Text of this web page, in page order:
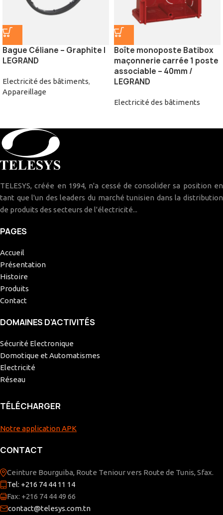
Bague Céliane – Graphite |
LEGRAND
Electricité des bâtiments,
Appareillage
Boîte monoposte Batibox
maçonnerie carrée 1 poste
associable – 40mm /
LEGRAND
Electricité des bâtiments
TELESYS, créée en 1994, n'a cessé de consolider sa position en
tant que l'un des leaders du marché tunisien dans la distribution
de produits des secteurs de l'électricité...
PAGES
Accueil
Présentation
Histoire
Produits
Contact
DOMAINES D’ACTIVITÉS
Sécurité Electronique
Domotique et Automatismes
Electricité
Réseau
TÉLÉCHARGER
Notre application APK
CONTACT
Ceinture Bourguiba, Route Teniour vers Route de Tunis, Sfax.
Tel: +216 74 44 11 14
Fax: +216 74 44 49 66
contact@telesys.com.tn